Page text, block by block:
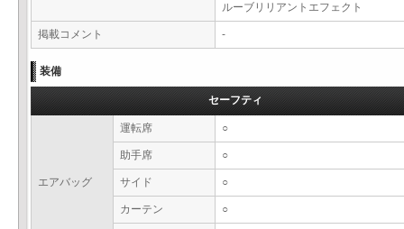
ルーブリリアントエフェクト
掲載コメント -
装備
セーフティ
エアバッグ
運転席 ○
助手席 ○
サイド ○
カーテン ○